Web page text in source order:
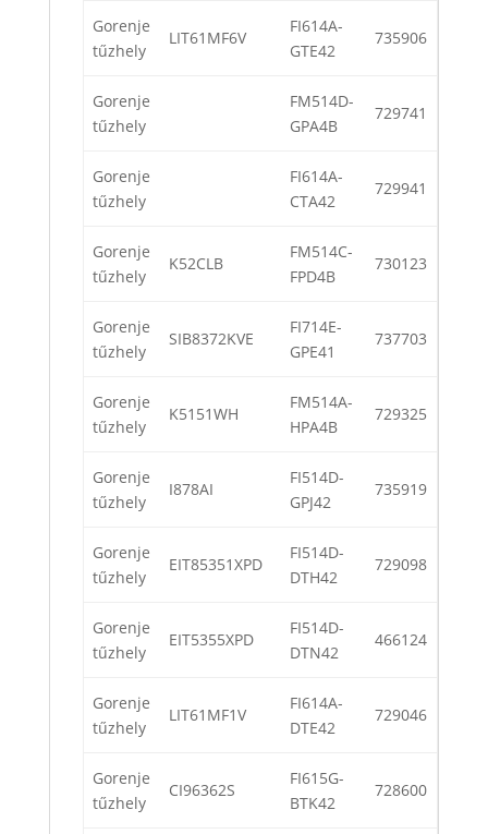
Gorenje
tűzhely
LIT61MF6V
FI614A-
GTE42
735906
Gorenje
tűzhely
FM514D-
GPA4B
729741
Gorenje
tűzhely
FI614A-
CTA42
729941
Gorenje
tűzhely
K52CLB
FM514C-
FPD4B
730123
Gorenje
tűzhely
SIB8372KVE
FI714E-
GPE41
737703
Gorenje
tűzhely
K5151WH
FM514A-
HPA4B
729325
Gorenje
tűzhely
I878AI
FI514D-
GPJ42
735919
Gorenje
tűzhely
EIT85351XPD
FI514D-
DTH42
729098
Gorenje
tűzhely
EIT5355XPD
FI514D-
DTN42
466124
Gorenje
tűzhely
LIT61MF1V
FI614A-
DTE42
729046
Gorenje
tűzhely
CI96362S
FI615G-
BTK42
728600